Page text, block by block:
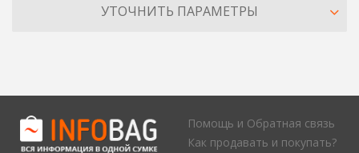
УТОЧНИТЬ ПАРАМЕТРЫ
Помощь и Обратная связь
Как продавать и покупать?